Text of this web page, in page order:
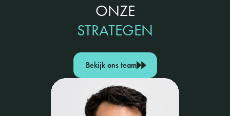
ONZE
STRATEGEN
Bekijk ons team